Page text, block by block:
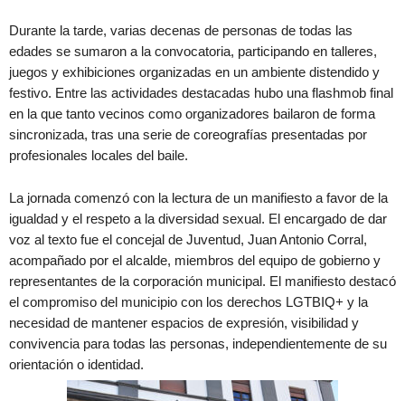
Durante la tarde, varias decenas de personas de todas las
edades se sumaron a la convocatoria, participando en talleres,
juegos y exhibiciones organizadas en un ambiente distendido y
festivo. Entre las actividades destacadas hubo una flashmob final
en la que tanto vecinos como organizadores bailaron de forma
sincronizada, tras una serie de coreografías presentadas por
profesionales locales del baile.
La jornada comenzó con la lectura de un manifiesto a favor de la
igualdad y el respeto a la diversidad sexual. El encargado de dar
voz al texto fue el concejal de Juventud, Juan Antonio Corral,
acompañado por el alcalde, miembros del equipo de gobierno y
representantes de la corporación municipal. El manifiesto destacó
el compromiso del municipio con los derechos LGTBIQ+ y la
necesidad de mantener espacios de expresión, visibilidad y
convivencia para todas las personas, independientemente de su
orientación o identidad.